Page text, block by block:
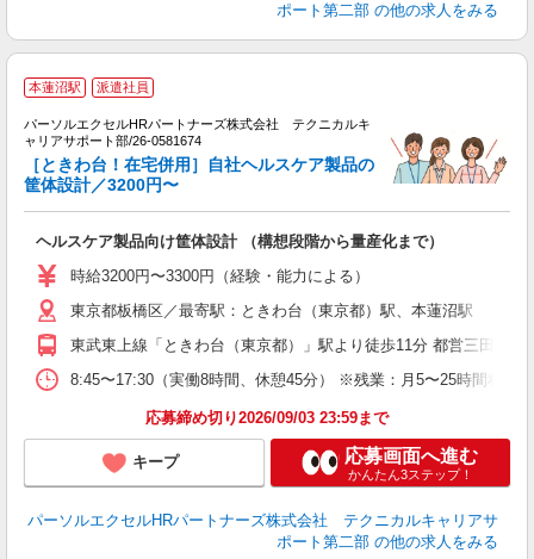
ポート第二部 の他の求人をみる
本蓮沼駅 派遣社員
パーソルエクセルHRパートナーズ株式会社 テクニカルキ
ャリアサポート部/26-0581674
［ときわ台！在宅併用］自社ヘルスケア製品の
筐体設計／3200円〜
ヘルスケア製品向け筐体設計 （構想段階から量産化まで）
時給3200円〜3300円（経験・能力による）
東京都板橋区／最寄駅：ときわ台（東京都）駅、本蓮沼駅
東武東上線「ときわ台（東京都）」駅より徒歩11分 都営三田線「
8:45〜17:30（実働8時間、休憩45分） ※残業：月5〜25時間程度
応募締め切り2026/09/03 23:59まで
キープ 応募画面へ進む
かんたん3ステップ！
パーソルエクセルHRパートナーズ株式会社 テクニカルキャリアサ
ポート第二部 の他の求人をみる